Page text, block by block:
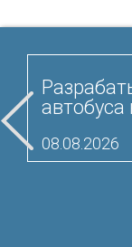
автобуса
08.08.2026